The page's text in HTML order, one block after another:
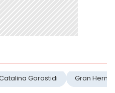
Gorostidi Gran